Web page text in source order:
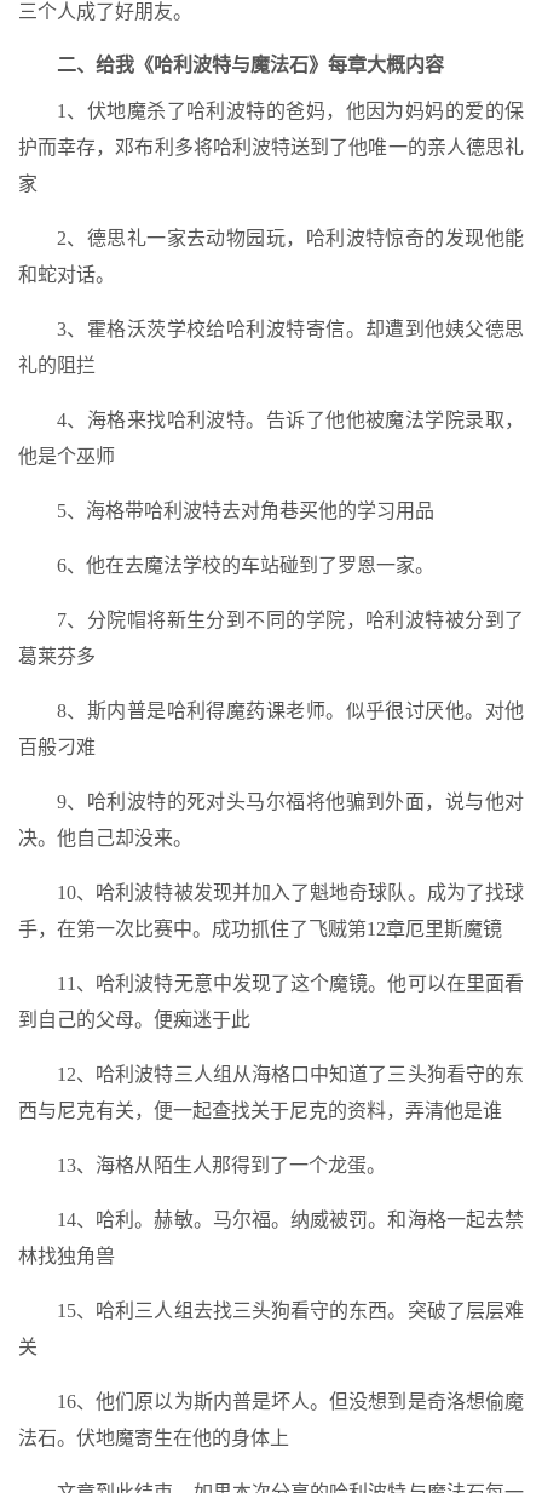
三个人成了好朋友。
二、给我《哈利波特与魔法石》每章大概内容
1、伏地魔杀了哈利波特的爸妈，他因为妈妈的爱的保
护而幸存，邓布利多将哈利波特送到了他唯一的亲人德思礼
家
2、德思礼一家去动物园玩，哈利波特惊奇的发现他能
和蛇对话。
3、霍格沃茨学校给哈利波特寄信。却遭到他姨父德思
礼的阻拦
4、海格来找哈利波特。告诉了他他被魔法学院录取，
他是个巫师
5、海格带哈利波特去对角巷买他的学习用品
6、他在去魔法学校的车站碰到了罗恩一家。
7、分院帽将新生分到不同的学院，哈利波特被分到了
葛莱芬多
8、斯内普是哈利得魔药课老师。似乎很讨厌他。对他
百般刁难
9、哈利波特的死对头马尔福将他骗到外面，说与他对
决。他自己却没来。
10、哈利波特被发现并加入了魁地奇球队。成为了找球
手，在第一次比赛中。成功抓住了飞贼第12章厄里斯魔镜
11、哈利波特无意中发现了这个魔镜。他可以在里面看
到自己的父母。便痴迷于此
12、哈利波特三人组从海格口中知道了三头狗看守的东
西与尼克有关，便一起查找关于尼克的资料，弄清他是谁
13、海格从陌生人那得到了一个龙蛋。
14、哈利。赫敏。马尔福。纳威被罚。和海格一起去禁
林找独角兽
15、哈利三人组去找三头狗看守的东西。突破了层层难
关
16、他们原以为斯内普是坏人。但没想到是奇洛想偷魔
法石。伏地魔寄生在他的身体上